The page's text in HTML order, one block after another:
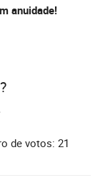
anuidade!
de votos: 21